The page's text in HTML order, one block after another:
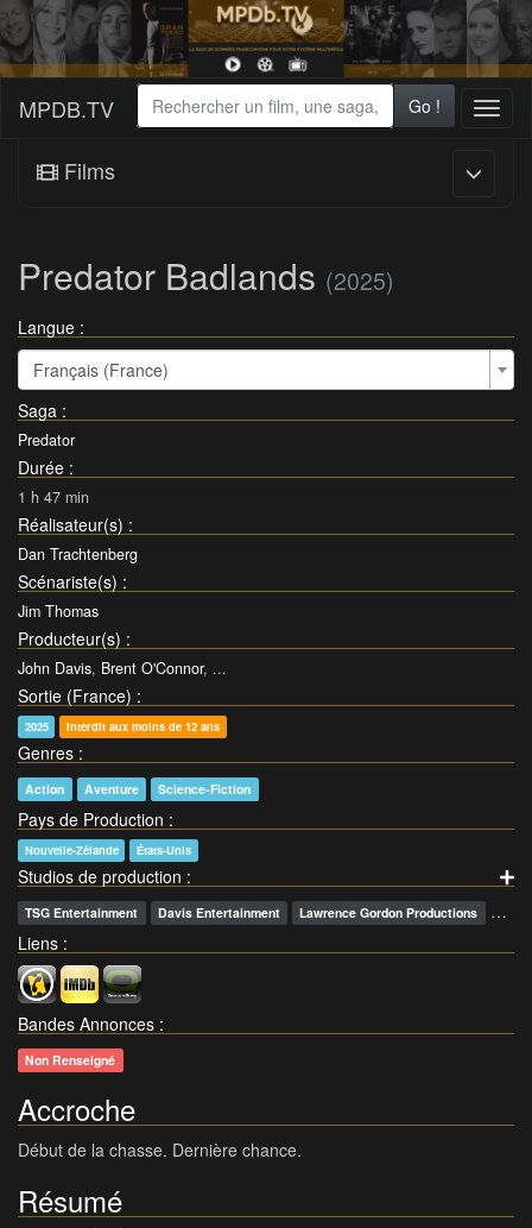
MPDB.TV Go !
Films
Predator Badlands (2025)
Langue :
Français (France)
Saga :
Predator
Durée :
1 h 47 min
Réalisateur(s) :
Dan Trachtenberg
Scénariste(s) :
Jim Thomas
Producteur(s) :
John Davis, Brent O'Connor, ...
Sortie (France) :
2025 Interdit aux moins de 12 ans
Genres :
Action Aventure Science-Fiction
Pays de Production :
Nouvelle-Zélande États-Unis
Studios de production :
TSG Entertainment Davis Entertainment Lawrence Gordon Productions
…
Liens :
Bandes Annonces :
Non Renseigné
Accroche
Début de la chasse. Dernière chance.
Résumé